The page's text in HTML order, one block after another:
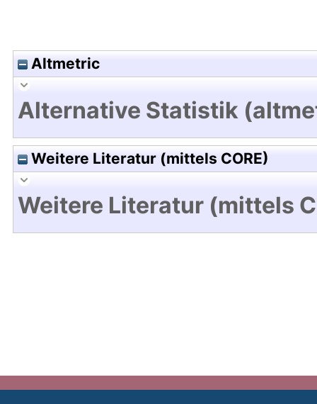
Altmetric
Alternative Statistik
Weitere Literatur (mittels CORE)
Weitere Literatur (mittels